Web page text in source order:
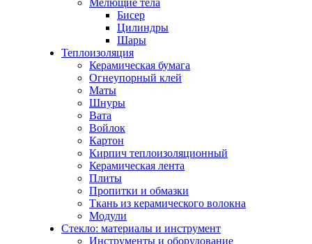
Мелющие тела
Бисер
Цилиндры
Шары
Теплоизоляция
Керамическая бумага
Огнеупорный клей
Маты
Шнуры
Вата
Войлок
Картон
Кирпич теплоизоляционный
Керамическая лента
Плиты
Пропитки и обмазки
Ткань из керамического волокна
Модули
Стекло: материалы и инструмент
Инструменты и оборудование